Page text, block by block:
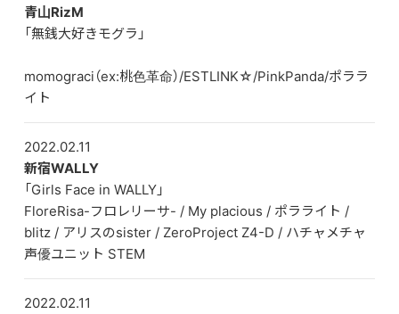
青山RizM
「無銭大好きモグラ」
momograci（ex:桃色革命）/ESTLINK☆/PinkPanda/ポララ
イト
2022.02.11
新宿WALLY
「Girls Face in WALLY」
FloreRisa-フロレリーサ- / My placious / ポラライト /
blitz / アリスのsister / ZeroProject Z4-D / ハチャメチャ
声優ユニット STEM
2022.02.11